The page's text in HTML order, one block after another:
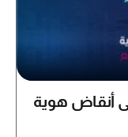
أنقاض هوية